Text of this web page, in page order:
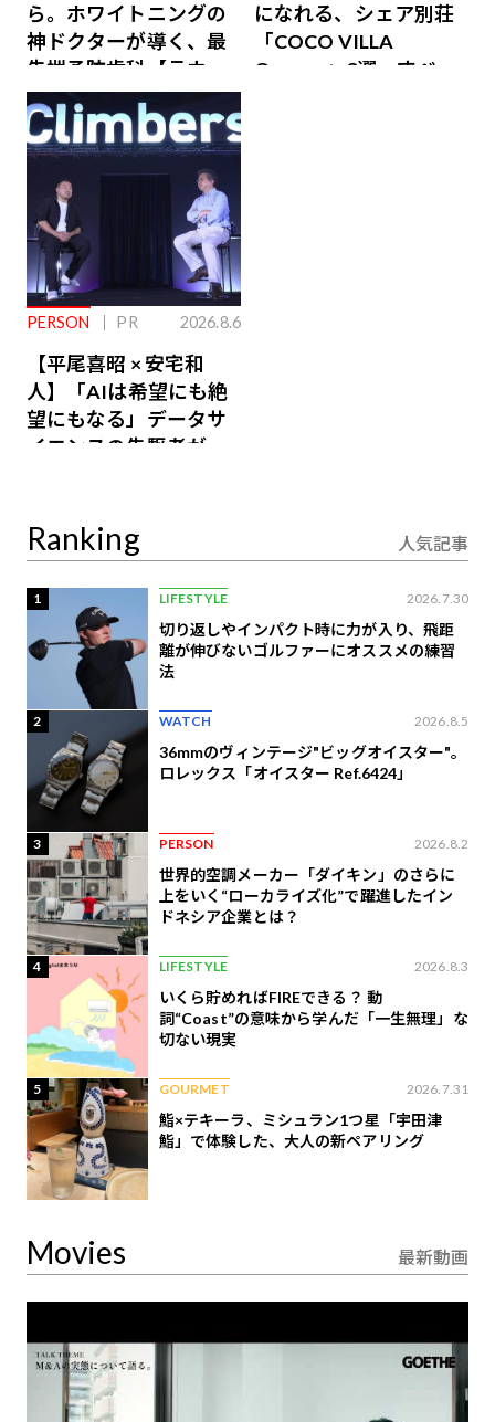
ら。ホワイトニングの
神ドクターが導く、最
先端予防歯科【ラウン
ジ会員特典あり】
になれる、シェア別荘
「COCO VILLA
Owners」3選。すべて
PERSON PR 2026.8.6
【平尾喜昭 × 安宅和
人】「AIは希望にも絶
望にもなる」データサ
イエンスの先駆者が語
Ranking 人気記事
1 LIFESTYLE 2026.7.30
切り返しやインパクト時に力が入り、飛距
離が伸びないゴルファーにオススメの練習
法
2 WATCH 2026.8.5
36mmのヴィンテージ"ビッグオイスター"。
ロレックス「オイスター Ref.6424」
3 PERSON 2026.8.2
世界的空調メーカー「ダイキン」のさらに
上をいく“ローカライズ化”で躍進したイン
ドネシア企業とは？
4 LIFESTYLE 2026.8.3
いくら貯めればFIREできる？ 動
詞“Coast”の意味から学んだ「一生無理」な
切ない現実
5 GOURMET 2026.7.31
鮨×テキーラ、ミシュラン1つ星「宇田津
鮨」で体験した、大人の新ペアリング
Movies 最新動画